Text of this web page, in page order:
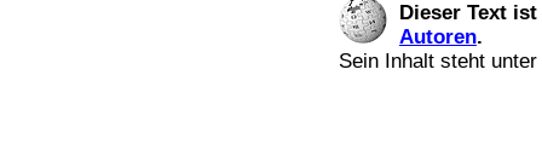
Dieser Text
Autoren.
Sein Inhalt steht